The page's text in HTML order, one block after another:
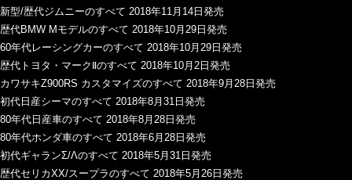
新型/歴代ジムニーのすべて 2018年11月14日発売
歴代BMW Mモデルのすべて 2018年10月29日発売
60年代レーシングカーのすべて 2018年10月29日発売
歴代トヨタ・マークⅡのすべて 2018年10月2日発売
カワサキZ900RS カスタマイズのすべて 2018年9月28日発売
初代日産シーマのすべて 2018年8月31日発売
80年代日産車のすべて 2018年8月28日発売
80年代ホンダ車のすべて 2018年6月28日発売
初代ギャランΣ/Λのすべて 2018年5月31日発売
歴代セリカXX/スープラのすべて 2018年5月26日発売